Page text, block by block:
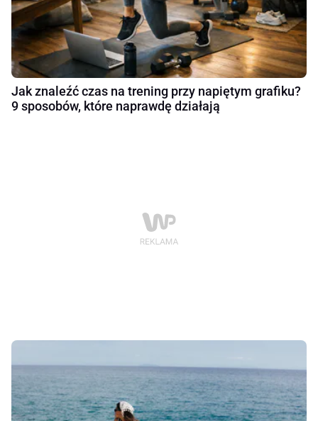
Jak znaleźć czas na trening przy napiętym grafiku?
9 sposobów, które naprawdę działają